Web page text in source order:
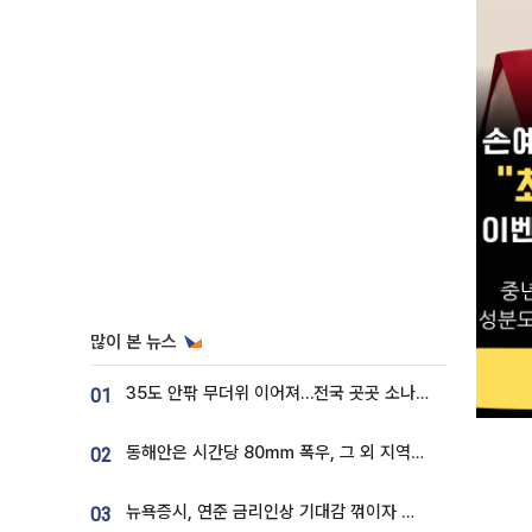
많이 본 뉴스
01 35도 안팎 무더위 이어져…전국 곳곳 소나기 [오늘 날씨]
02 동해안은 시간당 80㎜ 폭우, 그 외 지역은 폭염…‘극과 극 날씨’
03 뉴욕증시, 연준 금리인상 기대감 꺾이자 상승...S&P500 사상 최고치 [종합]